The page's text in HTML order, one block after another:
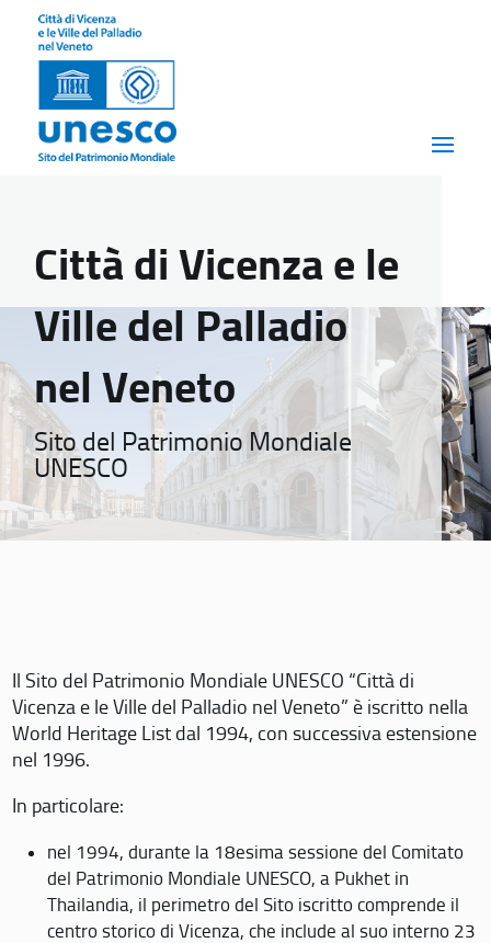
Città di Vicenza e le
Ville del Palladio
nel Veneto
Sito del Patrimonio Mondiale
UNESCO
Il Sito del Patrimonio Mondiale UNESCO “Città di
Vicenza e le Ville del Palladio nel Veneto” è iscritto nella
World Heritage List dal 1994, con successiva estensione
nel 1996.
In particolare:
nel 1994, durante la 18esima sessione del Comitato
del Patrimonio Mondiale UNESCO, a Pukhet in
Thailandia, il perimetro del Sito iscritto comprende il
centro storico di Vicenza, che include al suo interno 23